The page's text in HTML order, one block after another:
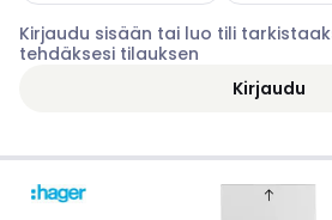
Kirjaudu sisään tai luo tili
tehdäksesi tilauksen
Kirjaudu